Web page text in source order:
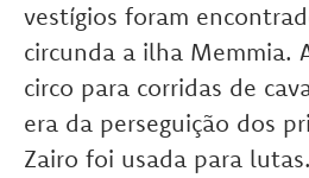
vestígios foram
circunda a ilha Memmia.
circo para corridas de
era da perseguição dos
Zairo foi usada para